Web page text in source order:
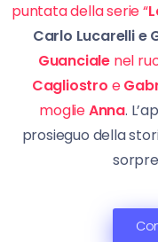
puntata della serie “
Carlo Lucarelli e
Guanciale nel
Cagliostro e
moglieAnna.
prosieguo della